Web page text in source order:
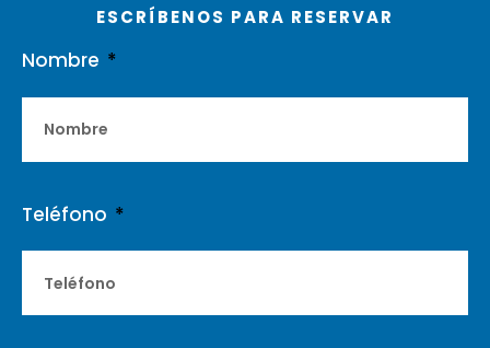
ESCRÍBENOS PARA RESERVAR
Nombre
Teléfono